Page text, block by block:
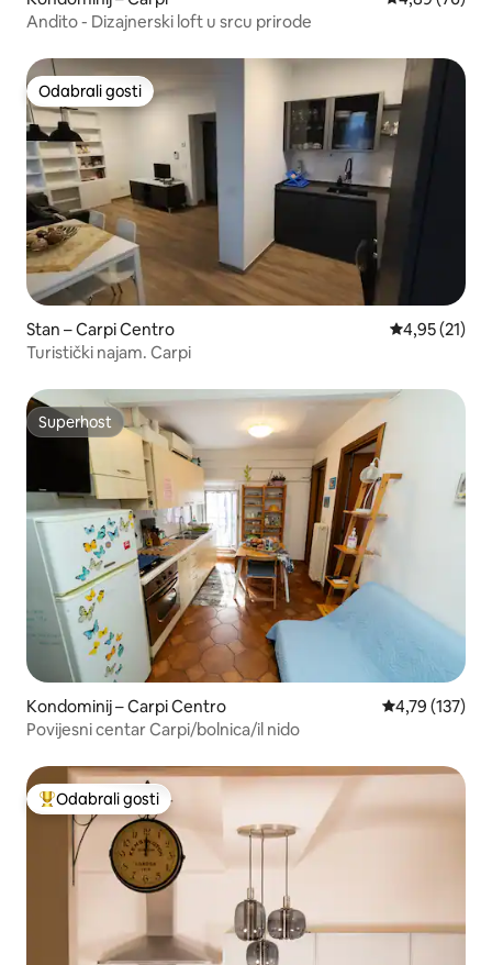
Andito - Dizajnerski loft u srcu prirode
Odabrali gosti
Odabrali gosti
Stan – Carpi Centro Prosječna
4,95 (21)
Turistički najam. Carpi
Superhost
Superhost
Kondominij – Carpi Centro Prosječna
4,79 (137)
Povijesni centar Carpi/bolnica/il nido
Među najviše rangiranima s oznakom „Odabrali gosti”
Odabrali gosti